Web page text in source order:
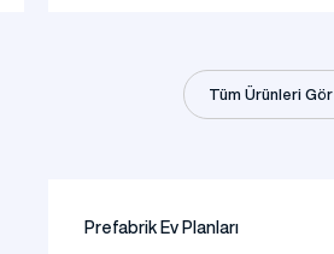
Tüm Ürünleri Gör
Prefabrik Ev Planları